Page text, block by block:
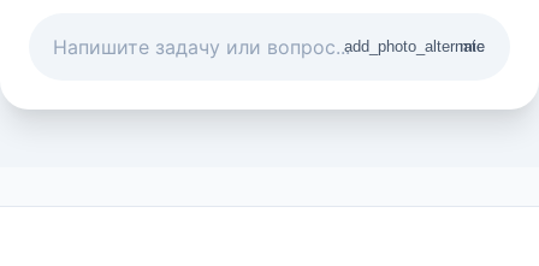
add_photo_alternate
mic